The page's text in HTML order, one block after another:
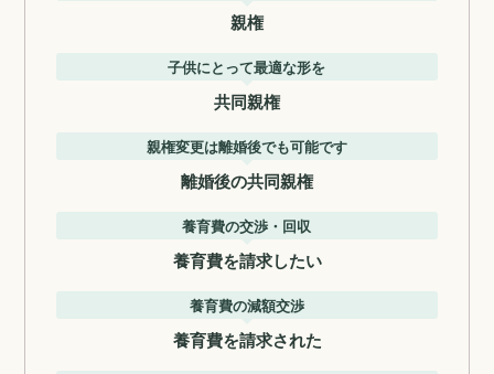
親権
子供にとって最適な形を
共同親権
親権変更は離婚後でも可能です
離婚後の共同親権
養育費の交渉・回収
養育費を請求したい
養育費の減額交渉
養育費を請求された